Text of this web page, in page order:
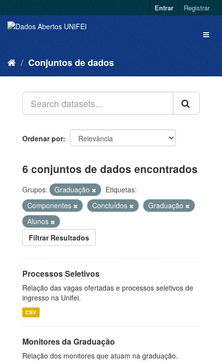
Entrar Registrar
Conjuntos de dados
Ordenar por
6 conjuntos de dados encontrados
Grupos: Graduação
Etiquetas:
Componentes
Concluídos
Graduação
Alunos
Filtrar Resultados
Processos Seletivos
Relação das vagas ofertadas e processos seletivos de
ingresso na Unifei.
CSV
Monitores da Graduação
Relação dos monitores que atuam na graduação.